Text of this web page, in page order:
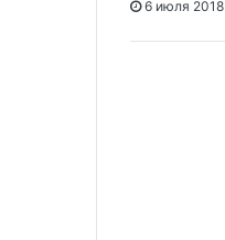
6 июля 2018